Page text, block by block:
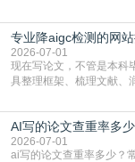
自带不可忽视的查重风险
于训练数据的概率拼接，
有的高频公共表述，甚至
专业降aigc检测的网
2026-07-01
现在写论文，不管是本科
具整理框架、梳理文献、
五遍还是过不了预检测的
站，就能少走好多弯路。
容的学术合规痛点去年帮
AI写的论文查重率多
2026-07-01
ai写的论文查重率多少？